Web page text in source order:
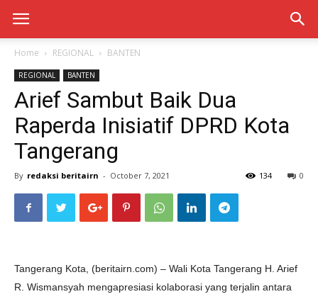
Home REGIONAL BANTEN
REGIONAL BANTEN
Arief Sambut Baik Dua
Raperda Inisiatif DPRD Kota
Tangerang
By redaksi beritairn - October 7, 2021 0
134
Tangerang Kota, (beritairn.com) – Wali Kota Tangerang H. Arief
R. Wismansyah mengapresiasi kolaborasi yang terjalin antara